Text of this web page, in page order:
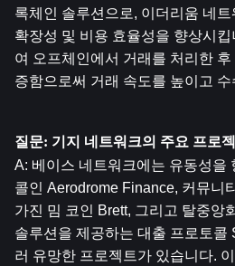
록체인 솔루션으로, 이더리움 네
확장성 및 비용 효율성을 향상시
여 오프체인에서 거래를 처리한
증함으로써 거래 속도를 높이고
질문: 기지 네트워크의 주요 프로
A: 베이스 네트워크에는 유동성을
콜인 Aerodrome Finance, 커뮤니
가진 밈 코인 Brett, 그리고 탈중앙
솔루션을 제공하는 대출 프로토콜
러 유망한 프로젝트가 있습니다.